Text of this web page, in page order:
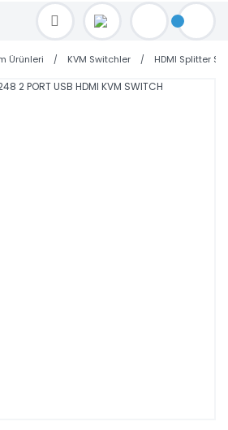
satis@toptanbilgisayar.net MAİL ATINIZ.
GÜN KARGO İLE GÖNDERİYORUZ!
Ürünleri KVM Switchler HDMI Splitter